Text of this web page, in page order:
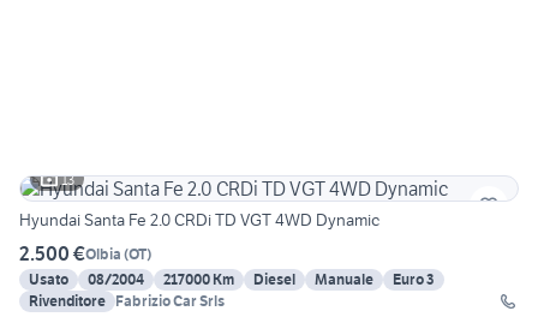
13
Hyundai Santa Fe 2.0 CRDi TD VGT 4WD Dynamic
2.500 €Olbia (OT)
Usato
08/2004 217000 Km Diesel Manuale
Euro 3
Rivenditore Fabrizio Car Srls